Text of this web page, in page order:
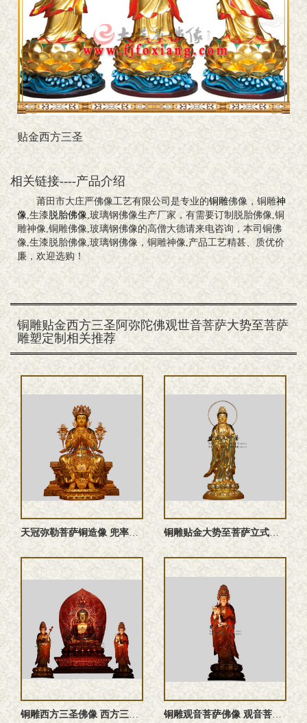
贴金西方三圣
相关链接----产品介绍
莆田市大庄严佛像工艺有限公司是专业的铜雕佛像，铜雕神
像,生漆脱胎佛像,玻璃钢佛像生产厂家，有需要订制脱胎佛像,铜
雕神像,铜雕佛像,玻璃钢佛像的高僧大德请来电咨询，本司铜佛
像,生漆脱胎佛像,玻璃钢佛像，铜雕神像,产品工艺精甚、质优价
廉，欢迎选购！
铜雕贴金西方三圣阿弥陀佛观世音菩萨大势至菩萨
雕塑定制相关推荐
天冠弥勒菩萨铜造像 兜率弥勒铜像 铜雕贴金大势至菩萨立式圣像
铜雕西方三圣佛像 西方三圣雕塑 阿弥陀三尊塑像 西方三圣佛像 铜雕观音菩萨佛像 观音菩萨铜佛像 观世音菩萨雕塑 观音佛像 ...